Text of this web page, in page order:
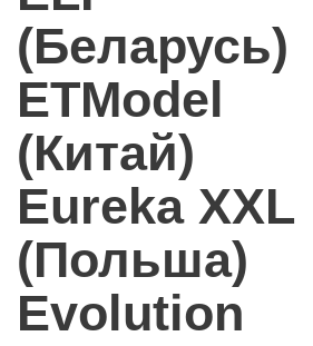
(Беларусь)
ETModel
(Китай)
Eureka XXL
(Польша)
Evolution